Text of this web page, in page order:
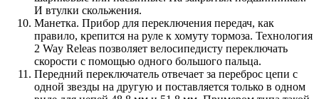
И втулки скольжения.
Манетка. Прибор для переключения передач, как
правило, крепится на руле к хомуту тормоза. Технология
2 Way Releas позволяет велосипедисту переключать
скорости с помощью одного большого пальца.
Передний переключатель отвечает за переброс цепи с
одной звезды на другую и поставляется только в одном